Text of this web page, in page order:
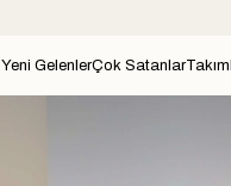
Yeni GelenlerÇok SatanlarTakım